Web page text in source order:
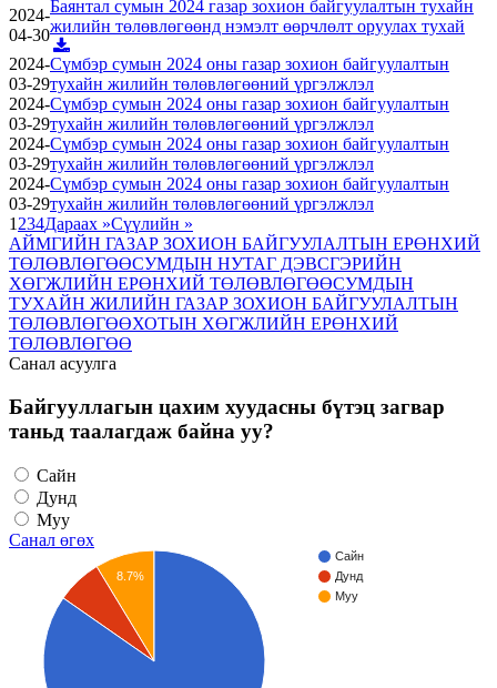
2024-
04-30
Баянтал сумын 2024 газар зохион байгуулалтын тухайн
жилийн төлөвлөгөөнд нэмэлт өөрчлөлт оруулах тухай
2024-
03-29
Сүмбэр сумын 2024 оны газар зохион байгуулалтын
тухайн жилийн төлөвлөгөөний үргэлжлэл
2024-
03-29
Сүмбэр сумын 2024 оны газар зохион байгуулалтын
тухайн жилийн төлөвлөгөөний үргэлжлэл
2024-
03-29
Сүмбэр сумын 2024 оны газар зохион байгуулалтын
тухайн жилийн төлөвлөгөөний үргэлжлэл
2024-
03-29
Сүмбэр сумын 2024 оны газар зохион байгуулалтын
тухайн жилийн төлөвлөгөөний үргэлжлэл
1 234Дараах »Сүүлийн »
АЙМГИЙН ГАЗАР ЗОХИОН БАЙГУУЛАЛТЫН ЕРӨНХИЙ
ТӨЛӨВЛӨГӨӨСУМДЫН НУТАГ ДЭВСГЭРИЙН
ХӨГЖЛИЙН ЕРӨНХИЙ ТӨЛӨВЛӨГӨӨСУМДЫН
ТУХАЙН ЖИЛИЙН ГАЗАР ЗОХИОН БАЙГУУЛАЛТЫН
ТӨЛӨВЛӨГӨӨХОТЫН ХӨГЖЛИЙН ЕРӨНХИЙ
ТӨЛӨВЛӨГӨӨ
Санал асуулга
Байгууллагын цахим хуудасны бүтэц загвар
таньд таалагдаж байна уу?
Сайн
Дунд
Муу
Санал өгөх
Сайн
Дунд
Муу
8.7%